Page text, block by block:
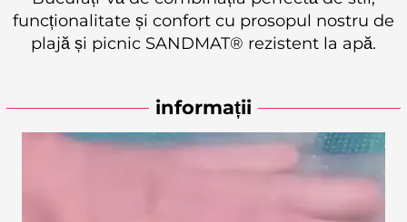
funcționalitate și confort cu prosopul nostru de
plajă și picnic SANDMAT® rezistent la apă.
informații